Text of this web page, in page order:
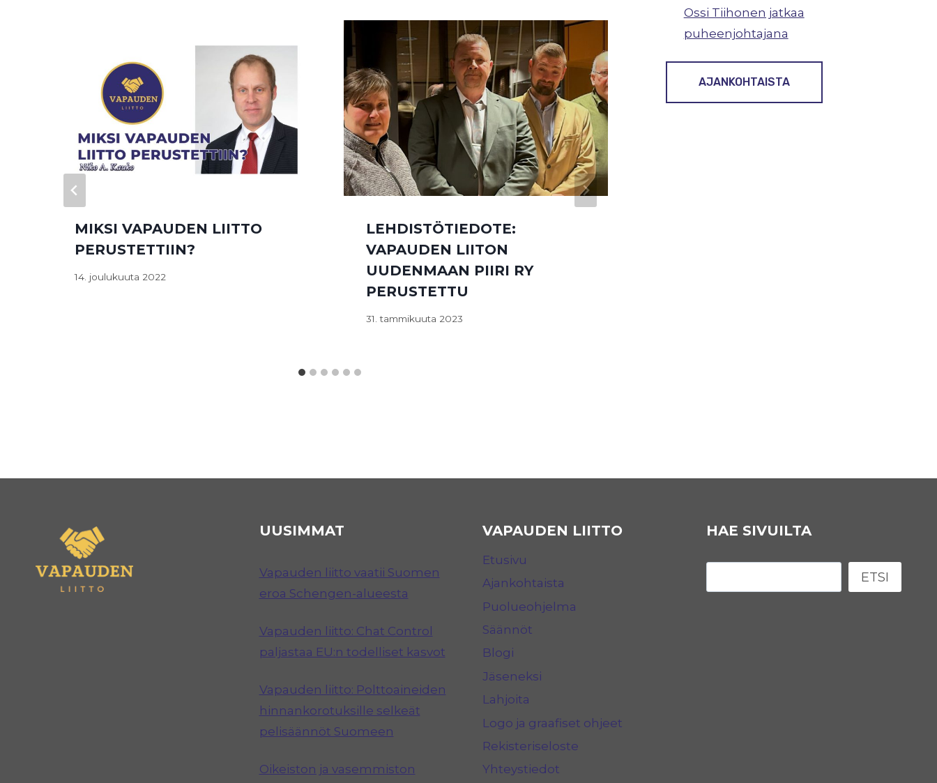
MIKSI VAPAUDEN LIITTO
PERUSTETTIIN?
14. joulukuuta 2022
LEHDISTÖTIEDOTE:
VAPAUDEN LIITON
UUDENMAAN PIIRI RY
PERUSTETTU
31. tammikuuta 2023
Ossi Tiihonen jatkaa
puheenjohtajana
AJANKOHTAISTA
UUSIMMAT
Vapauden liitto vaatii Suomen
eroa Schengen-alueesta
Vapauden liitto: Chat Control
paljastaa EU:n todelliset kasvot
Vapauden liitto: Polttoaineiden
hinnankorotuksille selkeät
pelisäännöt Suomeen
Oikeiston ja vasemmiston
VAPAUDEN LIITTO
Etusivu
Ajankohtaista
Puolueohjelma
Säännöt
Blogi
Jäseneksi
Lahjoita
Logo ja graafiset ohjeet
Rekisteriseloste
Yhteystiedot
HAE SIVUILTA
ETSI